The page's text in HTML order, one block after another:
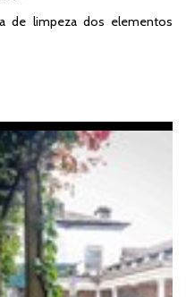
de limpeza dos elementos